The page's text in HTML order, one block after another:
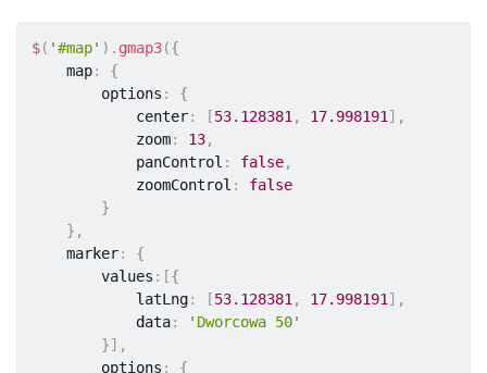
$( '#map' ) .gmap3({
    map
:
{
        options
:
{
            center
: [53.128381 , 17.998191 ] ,
            zoom
: 13,
            panControl
: false,
            zoomControl
:
false
}
} ,
    marker
:
{
        values
: [{
            latLng
: [53.128381 , 17.998191 ] ,
            data
:
'Dworcowa 50'
}] ,
        options
:
{